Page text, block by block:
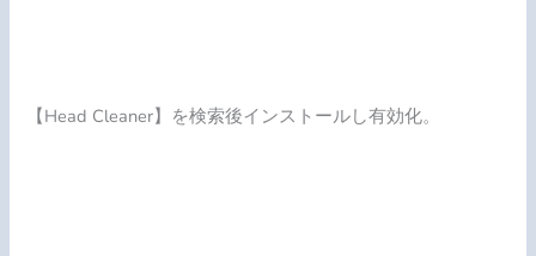
【Head Cleaner】を検索後インストールし有効化。